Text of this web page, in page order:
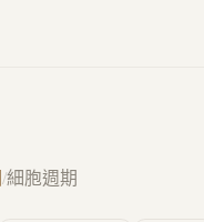
/細胞週期